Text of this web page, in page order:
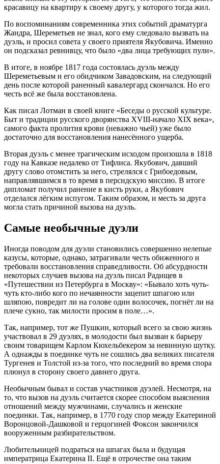
красавицу на квартиру к своему другу, у которого тогда жил.
По воспоминаниям современника этих событий драматурга
Жандра, Шереметьев не знал, кого ему следовало вызвать на
дуэль, и просил совета у своего приятеля Якубовича. Именно
он подсказал ревнивцу, что было «два лица требующих пули».
В итоге, в ноябре 1817 года состоялась дуэль между
Шереметьевым и его обидчиком Завадовским, на следующий
день после которой раненный кавалергард скончался. Но его
честь всё же была восстановлена.
Как писал Лотман в своей книге «Беседы о русской культуре.
Быт и традиции русского дворянства XVIII-начало XIX века»,
самого факта пролития крови (неважно чьей) уже было
достаточно для восстановления нанесённого ущерба.
Вторая дуэль с менее трагическим исходом произошла в 1818
году на Кавказе недалеко от Тифлиса. Якубович, давший
другу слово отомстить за него, стрелялся с Грибоедовым,
направлявшимся в то время в персидскую миссию. В итоге
дипломат получил ранение в кисть руки, а Якубович
отделался лёгким испугом. Таким образом, и месть за друга
могла стать причиной вызова на дуэль.
Самые необычные дуэли
Иногда поводом для дуэли становились совершенно нелепые
казусы, которые, однако, затрагивали честь обиженного и
требовали восстановления справедливости. Об абсурдности
некоторых случаев вызова на дуэль писал Радищев в
«Путешествии из Петербурга в Москву»: «Бывало хоть чуть-
чуть кто-либо кого по нечаянности зацепит шпагою или
шляпою, повредит ли на голове один волосочек, погнёт ли на
плече сукно, так милости просим в поле…».
Так, например, тот же Пушкин, который всего за свою жизнь
участвовал в 29 дуэлях, в молодости был вызван к барьеру
своим товарищем Карлом Кюхельбекером за невинную шутку.
А однажды в поединке чуть не сошлись два великих писателя
Тургенев и Толстой из-за того, что последний во время спора
плюнул в сторону своего давнего друга.
Необычным бывал и состав участников дуэлей. Несмотря, на
то, что вызов на дуэль считается скорее способом выяснения
отношений между мужчинами, случались и женские
поединки. Так, например, в 1770 году спор между Екатериной
Воронцовой-Дашковой и герцогиней Фоксон закончился
вооруженным разбирательством.
Любительницей подраться на шпагах была и будущая
императрица Екатерина II. Ещё в отрочестве она таким